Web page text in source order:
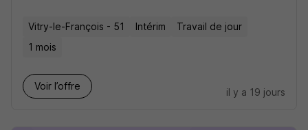
Vitry-le-François - 51 Intérim
Travail de jour
1 mois
Voir l’offre
il y a 19 jours